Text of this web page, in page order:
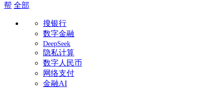
帮 全部
搜银行
数字金融
DeepSeek
隐私计算
数字人民币
网络支付
金融AI